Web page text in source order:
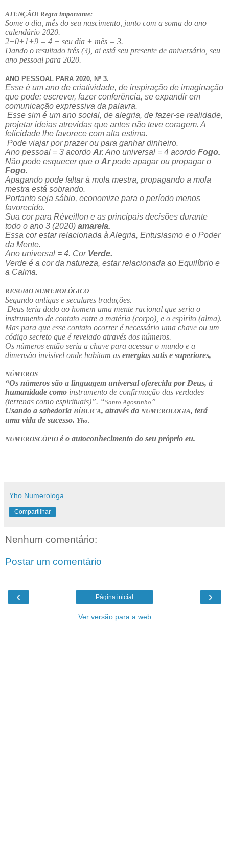
ATENÇÃO! Regra importante:
Some o dia, mês do seu nascimento, junto com a soma do ano
calendário 2020.
2+0+1+9 = 4 + seu dia + mês = 3.
Dando o resultado três (3), ai está seu presente de aniversário, seu
ano pessoal para 2020.
ANO PESSOAL PARA 2020, Nº 3.
Esse é um ano de criatividade, de inspiração de imaginação
que pode: escrever, fazer conferência, se expandir em
comunicação expressiva da palavra.
Esse sim é um ano social, de alegria, de fazer-se realidade,
projetar ideias atrevidas que antes não teve coragem. A
felicidade lhe favorece com alta estima.
Pode viajar por prazer ou para ganhar dinheiro.
Ano pessoal = 3 acordo Ar. Ano universal = 4 acordo Fogo.
Não pode esquecer que o Arpode apagar ou propagar o
Fogo.
Apagando pode faltar à mola mestra, propagando a mola
mestra está sobrando.
Portanto seja sábio, economize para o período menos
favorecido.
Sua cor para Réveillon e as principais decisões durante
todo o ano 3 (2020) amarela.
Essa cor estar relacionada à Alegria, Entusiasmo e o Poder
da Mente.
Ano universal = 4. Cor Verde.
Verde é a cor da natureza, estar relacionada ao Equilíbrio e
a Calma.
RESUMO NUMEROLÓGICO
Segundo antigas e seculares traduções.
Deus teria dado ao homem uma mente racional que seria o
instrumento de contato entre a matéria (corpo), e o espirito (alma).
Mas para que esse contato ocorrer é necessário uma chave ou um
código secreto que é revelado através dos números.
Os números então seria a chave para acessar o mundo e a
dimensão invisível onde habitam as energias sutis e superiores,
NÚMEROS
“Os números são a linguagem universal oferecida por Deus, à
humanidade como instrumento de confirmação das verdades
(terrenas como espirituais)”. “Santo Agostinho ”
Usando a sabedoria BÍBLICA, através da NUMEROLOGIA, terá
uma vida de sucesso. Yho.
NUMEROSCÓPIO é o autoconhecimento do seu próprio eu.
Yho Numerologa
Compartilhar
Nenhum comentário:
Postar um comentário
‹ ›
Página inicial
Ver versão para a web